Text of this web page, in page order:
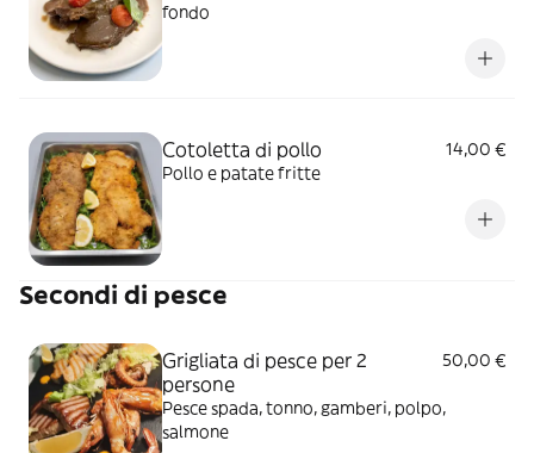
fondo
Cotoletta di pollo
14,00 €
Pollo e patate fritte
Secondi di pesce
Grigliata di pesce per 2
persone
50,00 €
Pesce spada, tonno, gamberi, polpo,
salmone